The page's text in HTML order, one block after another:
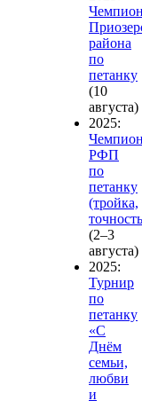
района
по
петанку
(10
августа)
2025:
РФП
по
петанку
(тройка,
(2–3
августа)
2025:
Турнир
по
петанку
«С
Днём
семьи,
любви
и